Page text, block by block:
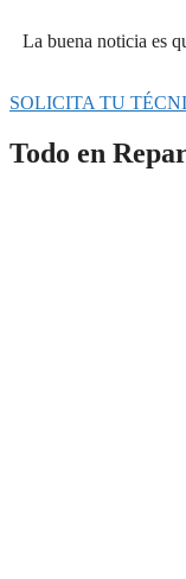
La buena noticia es
SOLICITA TU
Todo en